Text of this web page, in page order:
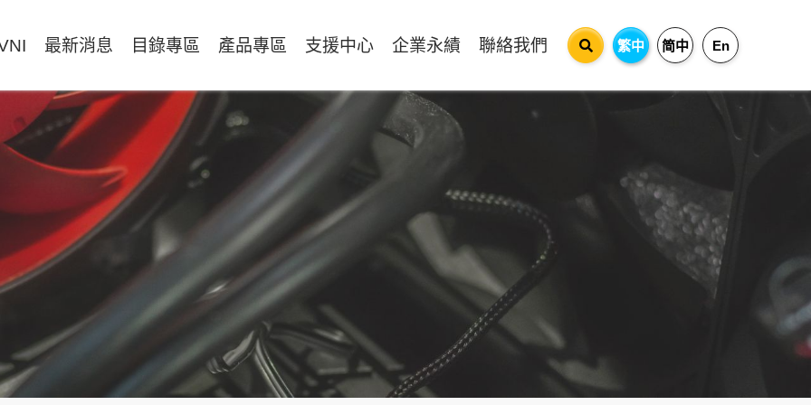
最新消息 目錄專區 產品專區 支援中心 企業永績 聯絡我們 繁中 简中 En